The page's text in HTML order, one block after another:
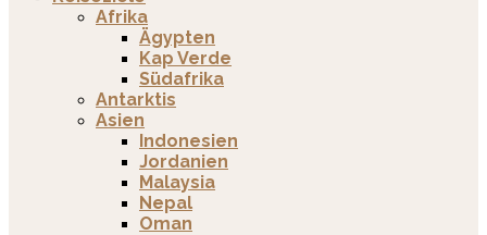
Afrika
Ägypten
Kap Verde
Südafrika
Antarktis
Asien
Indonesien
Jordanien
Malaysia
Nepal
Oman